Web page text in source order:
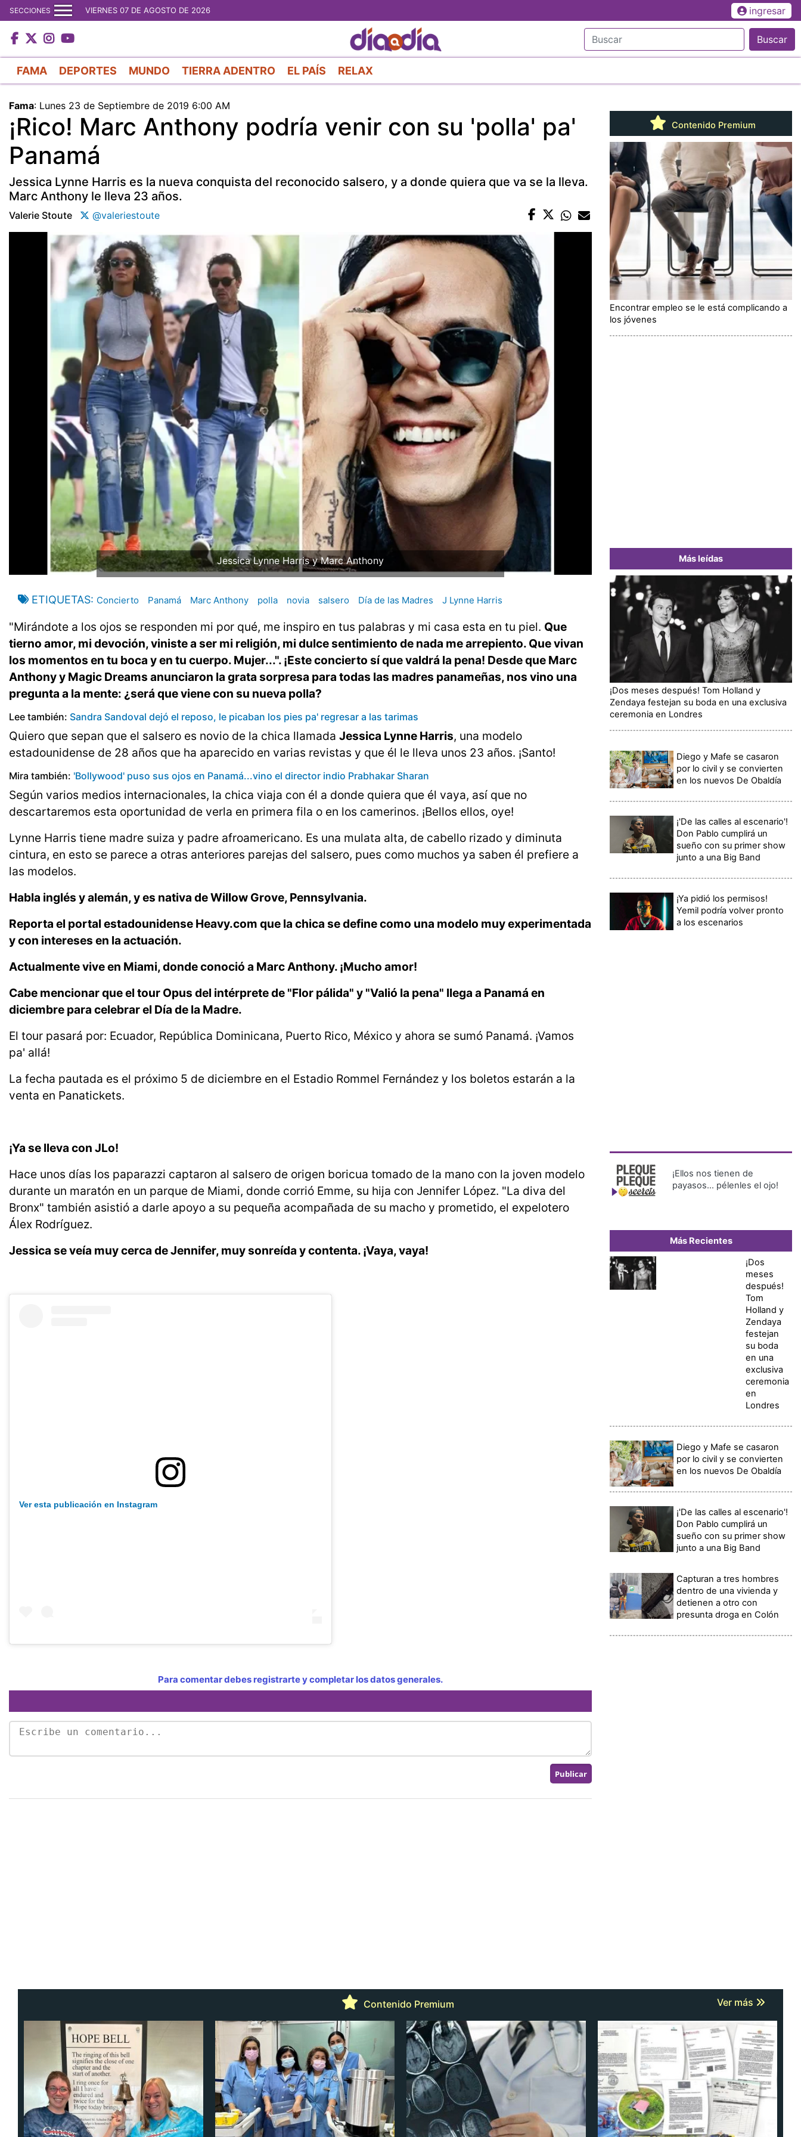
al
contenido
principal
SECCIONES VIERNES 07 DE AGOSTO DE 2026 ingresar
Buscar
FAMA DEPORTES MUNDO TIERRA ADENTRO EL PAÍS RELAX
Fama: Lunes 23 de Septiembre de 2019 6:00 AM
¡Rico! Marc Anthony podría venir con su 'polla' pa'
Panamá
Jessica Lynne Harris es la nueva conquista del reconocido salsero, y a donde quiera que va se la lleva.
Marc Anthony le lleva 23 años.
Valerie Stoute @valeriestoute
Jessica Lynne Harris y Marc Anthony
ETIQUETAS Concierto Panamá Marc Anthony polla novia salsero Día de las Madres J Lynne Harris
"Mirándote a los ojos se responden mi por qué, me inspiro en tus palabras y mi casa esta en tu piel. Que
tierno amor, mi devoción, viniste a ser mi religión, mi dulce sentimiento de nada me arrepiento. Que vivan
los momentos en tu boca y en tu cuerpo. Mujer...". ¡Este concierto sí que valdrá la pena! Desde que Marc
Anthony y Magic Dreams anunciaron la grata sorpresa para todas las madres panameñas, nos vino una
pregunta a la mente: ¿será que viene con su nueva polla?
Lee también: Sandra Sandoval dejó el reposo, le picaban los pies pa' regresar a las tarimas
Quiero que sepan que el salsero es novio de la chica llamada Jessica Lynne Harris, una modelo
estadounidense de 28 años que ha aparecido en varias revistas y que él le lleva unos 23 años. ¡Santo!
Mira también: 'Bollywood' puso sus ojos en Panamá...vino el director indio Prabhakar Sharan
Según varios medios internacionales, la chica viaja con él a donde quiera que él vaya, así que no
descartaremos esta oportunidad de verla en primera fila o en los camerinos. ¡Bellos ellos, oye!
Lynne Harris tiene madre suiza y padre afroamericano. Es una mulata alta, de cabello rizado y diminuta
cintura, en esto se parece a otras anteriores parejas del salsero, pues como muchos ya saben él prefiere a
las modelos.
Habla inglés y alemán, y es nativa de Willow Grove, Pennsylvania.
Reporta el portal estadounidense Heavy.com que la chica se define como una modelo muy experimentada
y con intereses en la actuación.
Actualmente vive en Miami, donde conoció a Marc Anthony. ¡Mucho amor!
Cabe mencionar que el tour Opus del intérprete de "Flor pálida" y "Valió la pena" llega a Panamá en
diciembre para celebrar el Día de la Madre.
El tour pasará por: Ecuador, República Dominicana, Puerto Rico, México y ahora se sumó Panamá. ¡Vamos
pa' allá!
La fecha pautada es el próximo 5 de diciembre en el Estadio Rommel Fernández y los boletos estarán a la
venta en Panatickets.
¡Ya se lleva con JLo!
Hace unos días los paparazzi captaron al salsero de origen boricua tomado de la mano con la joven modelo
durante un maratón en un parque de Miami, donde corrió Emme, su hija con Jennifer López. "La diva del
Bronx" también asistió a darle apoyo a su pequeña acompañada de su macho y prometido, el expelotero
Álex Rodríguez.
Jessica se veía muy cerca de Jennifer, muy sonreída y contenta. ¡Vaya, vaya!
Ver esta publicación en Instagram
Para comentar debes registrarte y completar los datos generales.
Contenido Premium
Encontrar empleo se le está complicando a
los jóvenes
Más leídas
¡Dos meses después! Tom Holland y
Zendaya festejan su boda en una exclusiva
ceremonia en Londres
Diego y Mafe se casaron
por lo civil y se convierten
en los nuevos De Obaldía
¡'De las calles al escenario'!
Don Pablo cumplirá un
sueño con su primer show
junto a una Big Band
¡Ya pidió los permisos!
Yemil podría volver pronto
a los escenarios
¡Ellos nos tienen de
payasos… pélenles el ojo!
Más Recientes
¡Dos
meses
después!
Tom
Holland y
Zendaya
festejan
su boda
en una
exclusiva
ceremonia
en
Londres
Diego y Mafe se casaron
por lo civil y se convierten
en los nuevos De Obaldía
¡'De las calles al escenario'!
Don Pablo cumplirá un
sueño con su primer show
junto a una Big Band
Capturan a tres hombres
dentro de una vivienda y
detienen a otro con
presunta droga en Colón
Contenido Premium Ver más